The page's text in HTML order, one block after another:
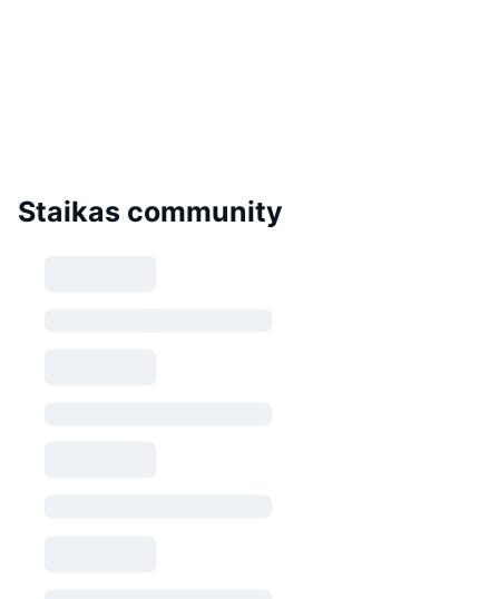
Staikas community